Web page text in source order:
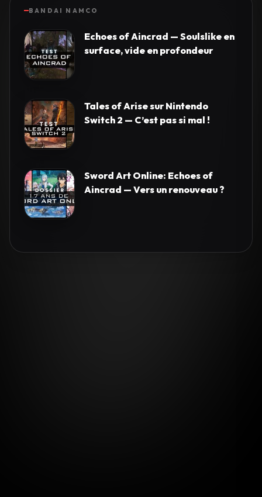
BANDAI NAMCO
Echoes of Aincrad — Soulslike en
surface, vide en profondeur
Tales of Arise sur Nintendo
Switch 2 — C’est pas si mal !
Sword Art Online: Echoes of
Aincrad — Vers un renouveau ?